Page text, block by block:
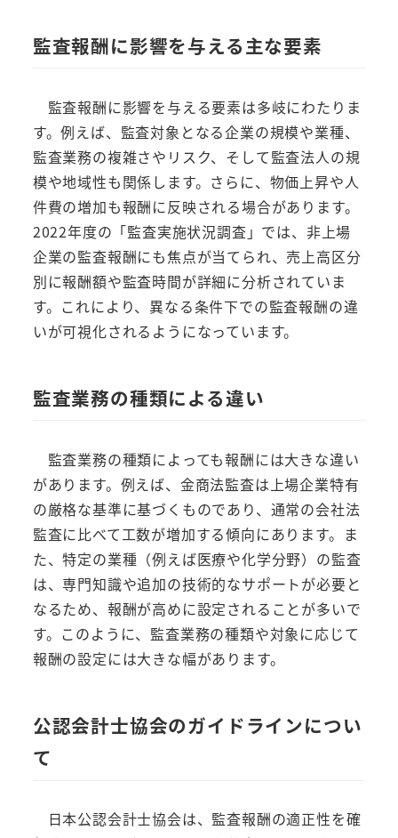
監査報酬に影響を与える主な要素
監査報酬に影響を与える要素は多岐にわたりま
す。例えば、監査対象となる企業の規模や業種、
監査業務の複雑さやリスク、そして監査法人の規
模や地域性も関係します。さらに、物価上昇や人
件費の増加も報酬に反映される場合があります。
2022年度の「監査実施状況調査」では、非上場
企業の監査報酬にも焦点が当てられ、売上高区分
別に報酬額や監査時間が詳細に分析されていま
す。これにより、異なる条件下での監査報酬の違
いが可視化されるようになっています。
監査業務の種類による違い
監査業務の種類によっても報酬には大きな違い
があります。例えば、金商法監査は上場企業特有
の厳格な基準に基づくものであり、通常の会社法
監査に比べて工数が増加する傾向にあります。ま
た、特定の業種（例えば医療や化学分野）の監査
は、専門知識や追加の技術的なサポートが必要と
なるため、報酬が高めに設定されることが多いで
す。このように、監査業務の種類や対象に応じて
報酬の設定には大きな幅があります。
公認会計士協会のガイドラインについ
て
日本公認会計士協会は、監査報酬の適正性を確